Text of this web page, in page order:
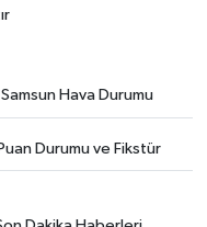
Samsun Hava Durumu
Durumu ve Fikstür